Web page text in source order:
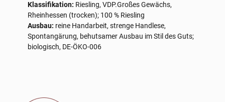
Klassifikation: Riesling, VDP.Großes Gewächs,
Rheinhessen (trocken); 100 % Riesling
Ausbau: reine Handarbeit, strenge Handlese,
Spontangärung, behutsamer Ausbau im Stil des Guts;
biologisch, DE-ÖKO-006